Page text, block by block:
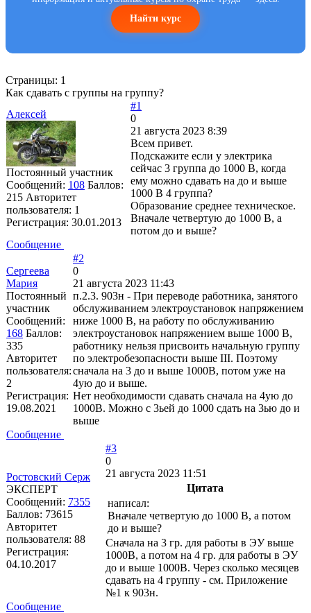
Найти курс
Страницы: 1
Как сдавать с группы на группу?
Алексей
Постоянный участник
Сообщений: 108 Баллов:
215 Авторитет
пользователя: 1
Регистрация: 30.01.2013
#1
0
21 августа 2023 8:39
Всем привет.
Подскажите если у электрика
сейчас 3 группа до 1000 В, когда
ему можно сдавать на до и выше
1000 В 4 группа?
Образование среднее техническое.
Вначале четвертую до 1000 В, а
потом до и выше?
Сообщение
Сергеева
Мария
Постоянный
участник
Сообщений:
168 Баллов:
335
Авторитет
пользователя:
2
Регистрация:
19.08.2021
#2
0
21 августа 2023 11:43
п.2.3. 903н - При переводе работника, занятого
обслуживанием электроустановок напряжением
ниже 1000 В, на работу по обслуживанию
электроустановок напряжением выше 1000 В,
работнику нельзя присвоить начальную группу
по электробезопасности выше III. Поэтому
сначала на 3 до и выше 1000В, потом уже на
4ую до и выше.
Нет необходимости сдавать сначала на 4ую до
1000В. Можно с 3ьей до 1000 сдать на 3ью до и
выше
Сообщение
Ростовский Серж
ЭКСПЕРТ
Сообщений: 7355
Баллов: 73615
Авторитет
пользователя: 88
Регистрация:
04.10.2017
#3
0
21 августа 2023 11:51
Цитата
написал:
Вначале четвертую до 1000 В, а потом
до и выше?
Сначала на 3 гр. для работы в ЭУ выше
1000В, а потом на 4 гр. для работы в ЭУ
до и выше 1000В. Через сколько месяцев
сдавать на 4 группу - см. Приложение
№1 к 903н.
Сообщение